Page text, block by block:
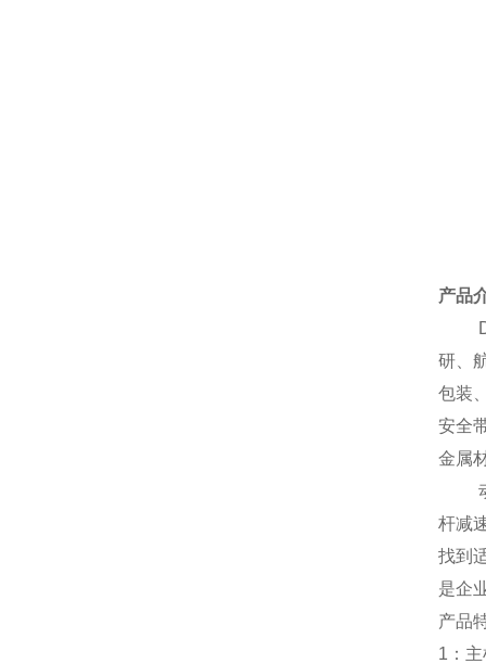
产品
研、
包装
安全
金属
杆减
找到
是企
产品
1 ：